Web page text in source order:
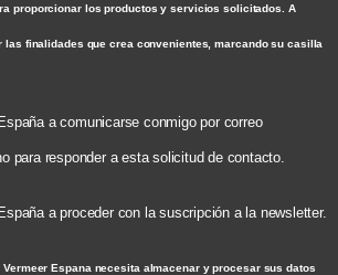
proporcionar los productos y servicios solicitados. A
las finalidades que crea convenientes, marcando su casilla
a comunicarse conmigo por correo
para responder a esta solicitud de contacto.
a proceder con la suscripción a la newsletter.
Espana necesita almacenar y procesar sus datos